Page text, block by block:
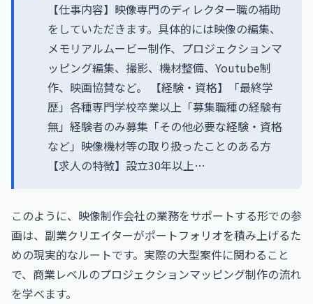
【仕事内容】映像専門のディレクター職の補助
をしていただきます。具体的には映像の編集、
メモリアルムービー制作、プロジェクションマ
ッピング編集、撮影、機材整備、Youtube制
作、映画協賛など。 【経験・資格】「最終学
歴」各種専門学校卒業以上「募集職種の経験有
無」経験者のみ募集「その他必要な経験・資格
など」映像機材等の取り扱ったことのある方
【求人の特徴】設立30年以上…
このように、映像制作会社の業務をサポートする形での参
画は、副業クリエイターがポートフォリオを積み上げるた
めの現実的なルートです。実際の大型案件に関わること
で、商業レベルのプロジェクションマッピング制作の流れ
を学べます。